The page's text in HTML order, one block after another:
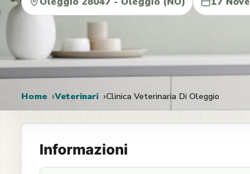
Home Veterinari Clinica Veterinaria Di Oleggio
Informazioni